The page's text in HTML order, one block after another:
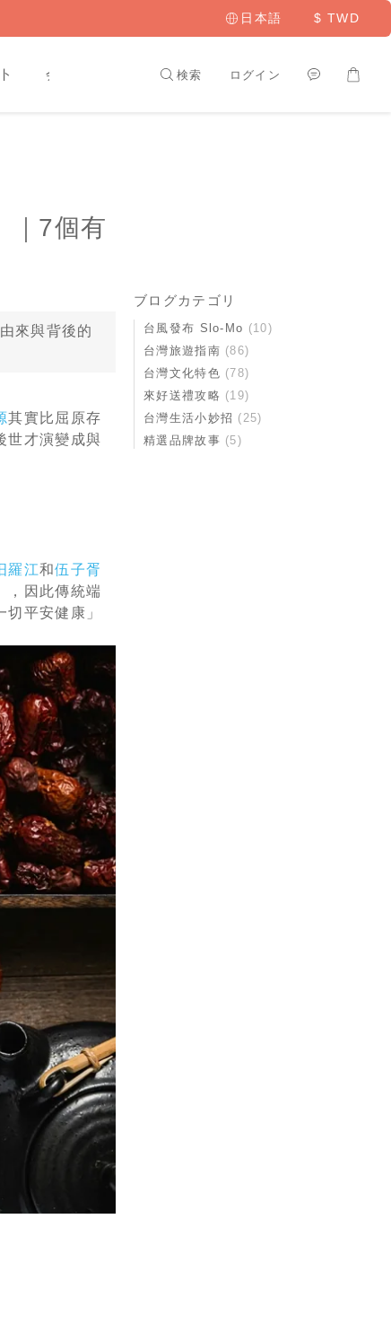
日本語 $ TWD
会員専用 検索 ログイン
｜7個有
來與背後的
其實比屈原存
世才演變成與
羅江和伍子胥
，因此傳統端
平安健康」
ブログカテゴリ
台風發布 Slo-Mo (10)
台灣旅遊指南 (86)
台灣文化特色 (78)
來好送禮攻略 (19)
台灣生活小妙招 (25)
精選品牌故事 (5)